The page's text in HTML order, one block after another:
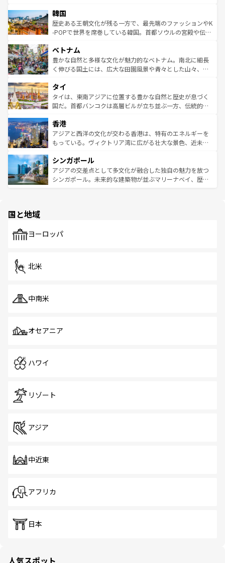
はコンテンツ一覧
いる。アクティビティも充実しており、サーフィンやダイ
ビング、ハイキングなど、アウトドア好きにはたまらな
い。オーストラリアの多彩な魅力を存分に味わいつくそ
参照してほしい。
ン）、静ひつな山岳地帯である台湾東部など、都市の喧騒
と山間の静けさが共存しており、訪れる人に新しい発見と
驚きをもたらしてくれる。また、奥深い台湾の食文化も魅
容にもいいと評判のスイーツなど、バラエティ豊かな料理
が味わえる。 なお、新着の台湾情報は コンテンツ一覧を参
照してほしい。
韓国
歴史ある王朝文化が残る一方で、最先端のファッションやK
-POPで世界を席巻している韓国。首都ソウルの宮殿や伝統
き、地方に足を延ばせば四季折々の自然美を楽しむことが
できる。そして、キムチや焼肉、絶品のストリートフード
まで、さまざまな韓国料理が待っている。夜には、韓国な
リティに包まれながら、韓国の多彩な魅力を心ゆくまで味
わってみてほしい。 なお、新着の韓国情報はコンテンツ一
覧を参照してほしい。
ベトナム
豊かな自然と多様な文化が魅力的なベトナム。南北に細長
く伸びる国土には、広大な田園風景や青々とした山々、世
急速な発展と共に伝統が息づく。ハノイの古い町並みやホ
ーチミン市のフランス統治時代の建物も、独特の雰囲気を
醸し出している。また、バラエティの豊かさとおいしさで
とつ。フォーやバインミー、ベトナムコーヒーなどは、ぜ
ひ現地で味わいたい。どの地域を訪れてもあたたかい人々
が旅行者を迎えてくれるので、きっと忘れられない旅にな
参照してほしい。
タイ
タイは、東南アジアに位置する豊かな自然と歴史が息づく
国だ。首都バンコクは高層ビルが立ち並ぶ一方、伝統的な
の活気が交差している。北部ではチェンマイなどの山岳地
帯で自然と触れ合い、南部ではプーケットやクラビの美し
いビーチでリゾート気分を楽しむことができる。タイ料理
激する。気候は一年中温暖で、どの季節にも異なる楽しみ
が待っている。親しみやすいタイの人々、仏教を中心とし
た文化、そして多様な観光資源が、訪れる旅人を魅了し続
香港
アジアと西洋の文化が交わる香港は、特有のエネルギーを
もっている。ヴィクトリア湾に広がる壮大な景色、近未来
み、どこを訪れても感動するはず。観光スポットが密集し
ており、効率よく見どころを回れるのも魅力。息をのむよ
うな絶景から文化的な体験まで、香港を存分に楽しみ尽く
シンガポール
アジアの交差点として多文化が融合した独自の魅力を放つ
シンガポール。未来的な建築物が並ぶマリーナベイ、歴史
で、ホーカーズは地元の風情を楽しめる外せないスポット
国と地域
ヨーロッパ
北米
中南米
オセアニア
ハワイ
リゾート
アジア
中近東
アフリカ
日本
人気スポット